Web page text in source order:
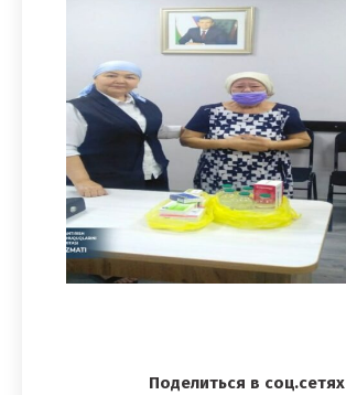
Поделиться в соц.сетях